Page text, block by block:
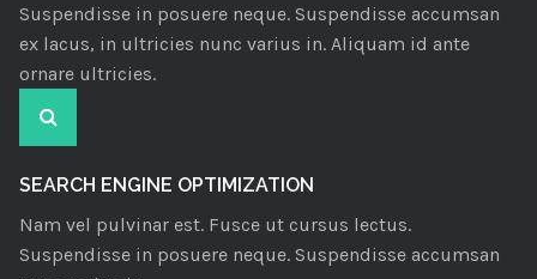
Suspendisse in posuere neque. Suspendisse accumsan
ex lacus, in ultricies nunc varius in. Aliquam id ante
ornare ultricies.
SEARCH ENGINE OPTIMIZATION
Nam vel pulvinar est. Fusce ut cursus lectus.
Suspendisse in posuere neque. Suspendisse accumsan